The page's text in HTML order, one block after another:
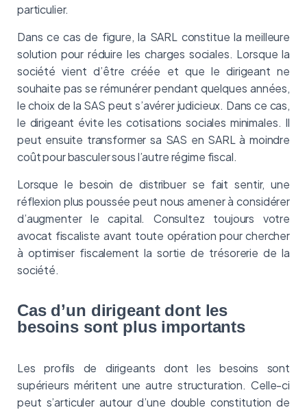
particulier.
Dans ce cas de figure, la SARL constitue la meilleure
solution pour réduire les charges sociales. Lorsque la
société vient d’être créée et que le dirigeant ne
souhaite pas se rémunérer pendant quelques années,
le choix de la SAS peut s’avérer judicieux. Dans ce cas,
le dirigeant évite les cotisations sociales minimales. Il
peut ensuite transformer sa SAS en SARL à moindre
coût pour basculer sous l’autre régime fiscal.
Lorsque le besoin de distribuer se fait sentir, une
réflexion plus poussée peut nous amener à considérer
d’augmenter le capital. Consultez toujours votre
avocat fiscaliste avant toute opération pour chercher
à optimiser fiscalement la sortie de trésorerie de la
société.
Cas d’un dirigeant dont les
besoins sont plus importants
Les profils de dirigeants dont les besoins sont
supérieurs méritent une autre structuration. Celle-ci
peut s’articuler autour d’une double constitution de